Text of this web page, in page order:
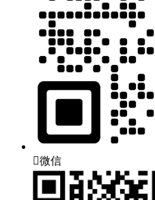
微信